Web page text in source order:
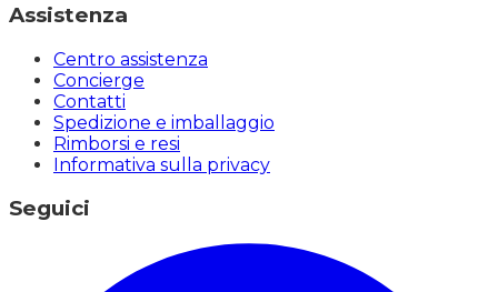
Assistenza
Centro assistenza
Concierge
Contatti
Spedizione e imballaggio
Rimborsi e resi
Informativa sulla privacy
Seguici